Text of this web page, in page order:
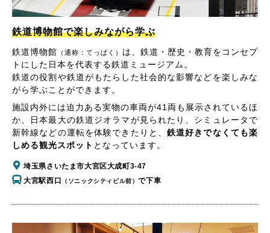
鉄道博物館で楽しみながら学ぶ
鉄道博物館 （通称：てっぱく） は、鉄道・歴史・教育をコンセプ
トにした日本を代表する鉄道ミュージアム。
鉄道の役割や鉄道がもたらした社会的な影響などを楽しみな
がら学ぶことができます。
施設内外には迫力ある実物の車両が41両も展示されているほ
か、日本最大の鉄道ジオラマが見られたり、シミュレータで
新幹線などの運転を体験できたりと、 鉄道好きでなくても楽
しめる観光スポット となっています。
埼玉県さいたま市大宮区大成町3-47
大宮駅西口
（ソニックシティビル前）で下車